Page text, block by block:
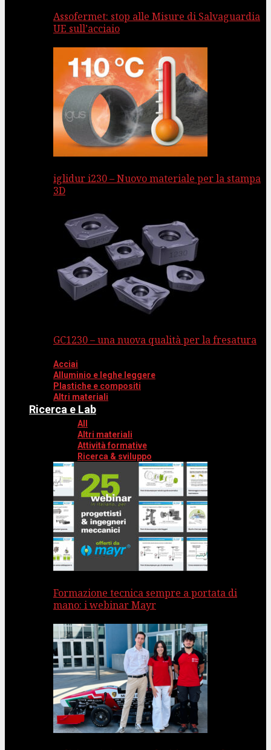
Assofermet: stop alle Misure di Salvaguardia
UE sull’acciaio
iglidur i230 – Nuovo materiale per la stampa
3D
GC1230 – una nuova qualità per la fresatura
Acciai
Alluminio e leghe leggere
Plastiche e compositi
Altri materiali
Ricerca e Lab
All
Altri materiali
Attività formative
Ricerca & sviluppo
Formazione tecnica sempre a portata di
mano: i webinar Mayr